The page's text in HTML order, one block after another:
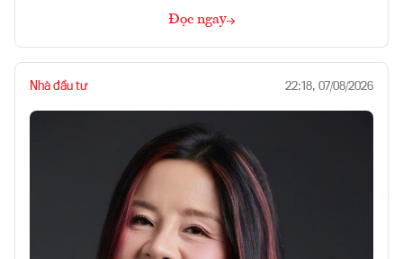
Đọc ngay
Nhà đầu tư 22:18, 07/08/2026